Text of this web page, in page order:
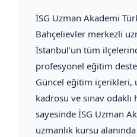
İSG Uzman Akademi
Bahçelievler merkezli
İstanbul’un tüm
profesyonel eğitim
Güncel eğitim içerikleri,
kadrosu ve sınav odaklı
sayesinde İSG Uzman
uzmanlık kursu